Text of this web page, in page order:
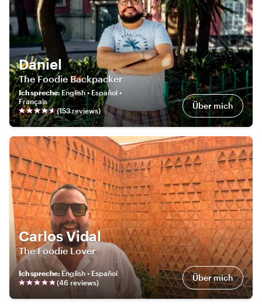
Daniel
The Foodie Backpacker
Ich spreche:English • Español •
Français
(153reviews) Über mich
Carlos Vidal
The Foodie Lover
Ich spreche: English • Español
(46 reviews) Über mich